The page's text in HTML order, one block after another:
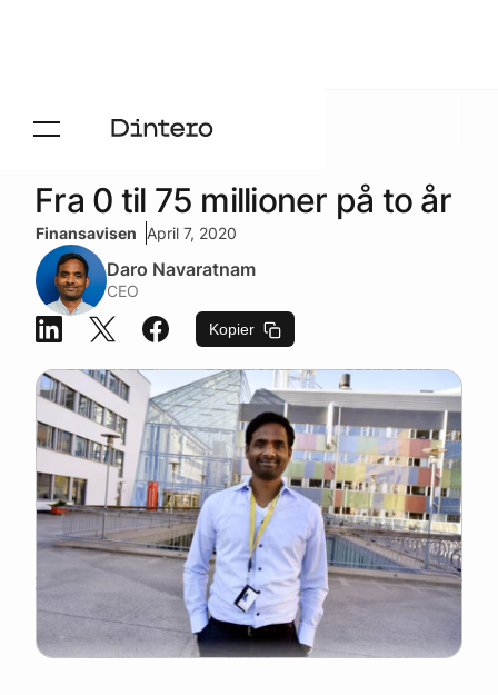
Aktuelt Presse
Fra 0 til 75 millioner på to år
Finansavisen April 7, 2020
Daro Navaratnam
CEO
Kopier